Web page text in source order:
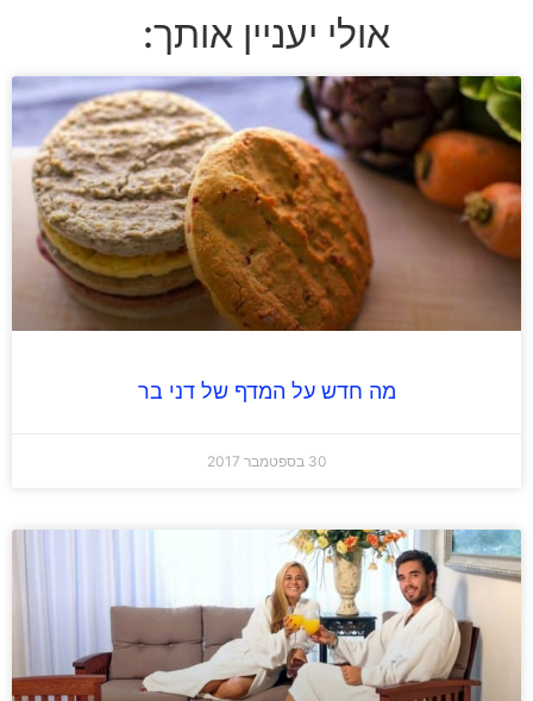
אולי יעניין אותך:
מה חדש על המדף של דני בר